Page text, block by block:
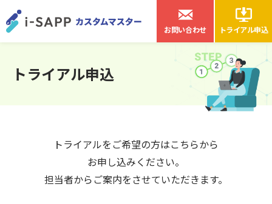
お問い合わせ トライアル申込
トライアル申込
トライアルをご希望の方はこちらから
お申し込みください。
担当者からご案内をさせていただきます。